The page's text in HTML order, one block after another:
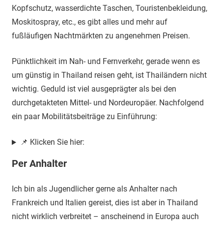
Kopfschutz, wasserdichte Taschen, Touristenbekleidung,
Moskitospray, etc., es gibt alles und mehr auf
fußläufigen Nachtmärkten zu angenehmen Preisen.
Pünktlichkeit im Nah- und Fernverkehr, gerade wenn es
um günstig in Thailand reisen geht, ist Thailändern nicht
wichtig. Geduld ist viel ausgeprägter als bei den
durchgetakteten Mittel- und Nordeuropäer. Nachfolgend
ein paar Mobilitätsbeiträge zu Einführung:
📌 Klicken Sie hier:
Per Anhalter
Ich bin als Jugendlicher gerne als Anhalter nach
Frankreich und Italien gereist, dies ist aber in Thailand
nicht wirklich verbreitet – anscheinend in Europa auch